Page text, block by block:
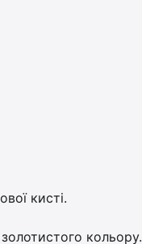
кисті.
кольору.